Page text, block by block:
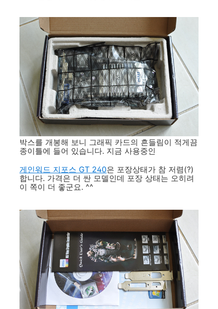
박스를 개봉해 보니 그래픽 카드의 흔들림이 적게끔
종이틀에 들어 있습니다. 지금 사용중인
게인워드 지포스 GT 240은 포장상태가 참 저렴(?)
합니다. 가격은 더 싼 모델인데 포장 상태는 오히려
이 쪽이 더 좋군요. ^^